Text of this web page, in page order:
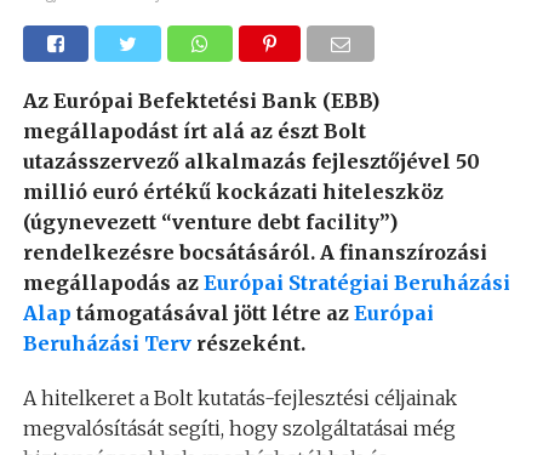
Az Európai Befektetési Bank (EBB)
megállapodást írt alá az észt Bolt
utazásszervező alkalmazás fejlesztőjével 50
millió euró értékű kockázati hiteleszköz
(úgynevezett “venture debt facility”)
rendelkezésre bocsátásáról. A finanszírozási
megállapodás az Európai Stratégiai Beruházási
Alap támogatásával jött létre az Európai
Beruházási Tervrészeként.
A hitelkeret a Bolt kutatás-fejlesztési céljainak
megvalósítását segíti, hogy szolgáltatásai még